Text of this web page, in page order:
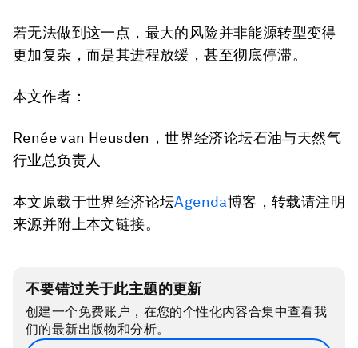
若无法做到这一点，最大的风险并非能源转型变得
更加复杂，而是其进程放缓，甚至彻底停滞。
本文作者：
Renée van Heusden，世界经济论坛石油与天然气
行业总负责人
本文原载于世界经济论坛Agenda博客，转载请注明
来源并附上本文链接。
不要错过关于此主题的更新
创建一个免费账户，在您的个性化内容合集中查看我
们的最新出版物和分析。